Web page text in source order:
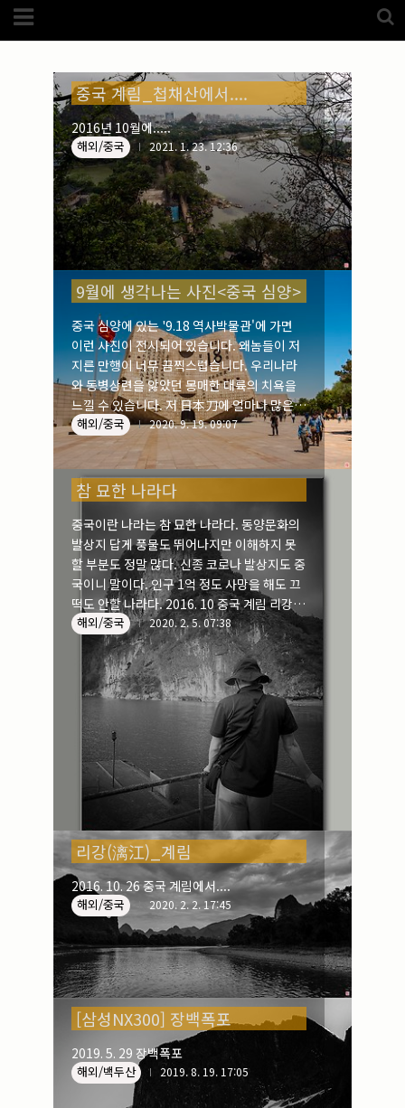
Category
(5989)
(1192)
노르웨이(33)
뉴질랜드(18)
(44)
덴마크(20)
러시아(75)
모로코(52)
미국_캐나다(105)
발칸7국(305)
스웨덴(8)
스페인(193)
(170)
백두산 (17)
(68)
(32)
(14)
(38)
(3825)
(2217)
(201)
크로즈업(1140)
실내_정물(170)
성당_성지(89)
故최규동(7)
(606)
(267)
사진전시회(24)
(184)
(57)
(14)
(33)
블로그최적화(2)
중국 계림_첩채산에서....
2016년 10월에.....
해외/중국 2021. 1. 23. 12:36
9월에 생각나는 사진<중국 심양>
중국 심양에 있는 '9.18 역사박물관'에 가면
이런 사진이 전시되어 있습니다. 왜놈들이 저
지른 만행이 너무 끔찍스럽습니다. 우리나라
와 동병상련을 앓았던 몽매한 대륙의 치욕을
느낄 수 있습니다. 저 日本刀에 얼마나 많은
목이 달아났을까.... ※ 9ㆍ18사변은 1931년
9월 18일 밤 열 시쯤 일본군이 남쪽 만주 철도
류탸오후(柳條湖) 구간을 스스로 파괴하여 중
국군 소행이라 트집 잡아 북대영(北大營)을
점령하고, 패배한 중국 동북군은 저항하지 말
라는 명령에 철수하자 인민들이 분연히 일어
나 항쟁하던 역사적 사건입니다.
해외/중국 2020. 9. 19. 09:07
참 묘한 나라다
중국이란 나라는 참 묘한 나라다. 동양문화의
발상지 답게 풍물도 뛰어나지만 이해하지 못
할 부분도 정말 많다. 신종 코로나 발상지도 중
국이니 말이다. 인구 1억 정도 사망을 해도 끄
떡도 안할 나라다. 2016. 10 중국 계림 리강
(漓江) 유람선에서....
해외/중국 2020. 2. 5. 07:38
리강(漓江)_계림
2016. 10. 26 중국 계림에서....
해외/중국 2020. 2. 2. 17:45
[삼성NX300] 장백폭포
2019. 5. 29 장백폭포
해외/백두산 2019. 8. 19. 17:05